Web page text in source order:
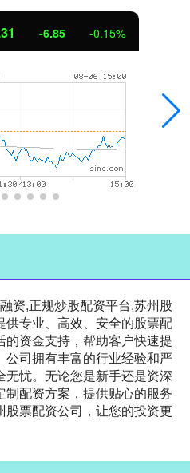
-6.85 -0.15%
资,正规炒股配资平台,苏州股
专业、高效、安全的股票配
资金支持，帮助客户快速提
司拥有丰富的行业经验和严
忧。无论您是新手还是资深
配资方案，提供贴心的服务
票配资公司，让您的投资更